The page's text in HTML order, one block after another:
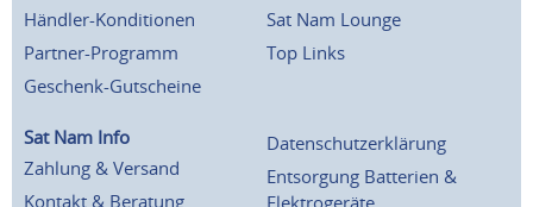
Händler-Konditionen
Partner-Programm
Geschenk-Gutscheine
Sat Nam Lounge
Top Links
Sat Nam Info
Zahlung & Versand
Kontakt & Beratung
Datenschutzerklärung
Entsorgung Batterien &